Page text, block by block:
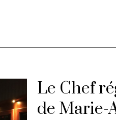
Le Chef
de Marie-